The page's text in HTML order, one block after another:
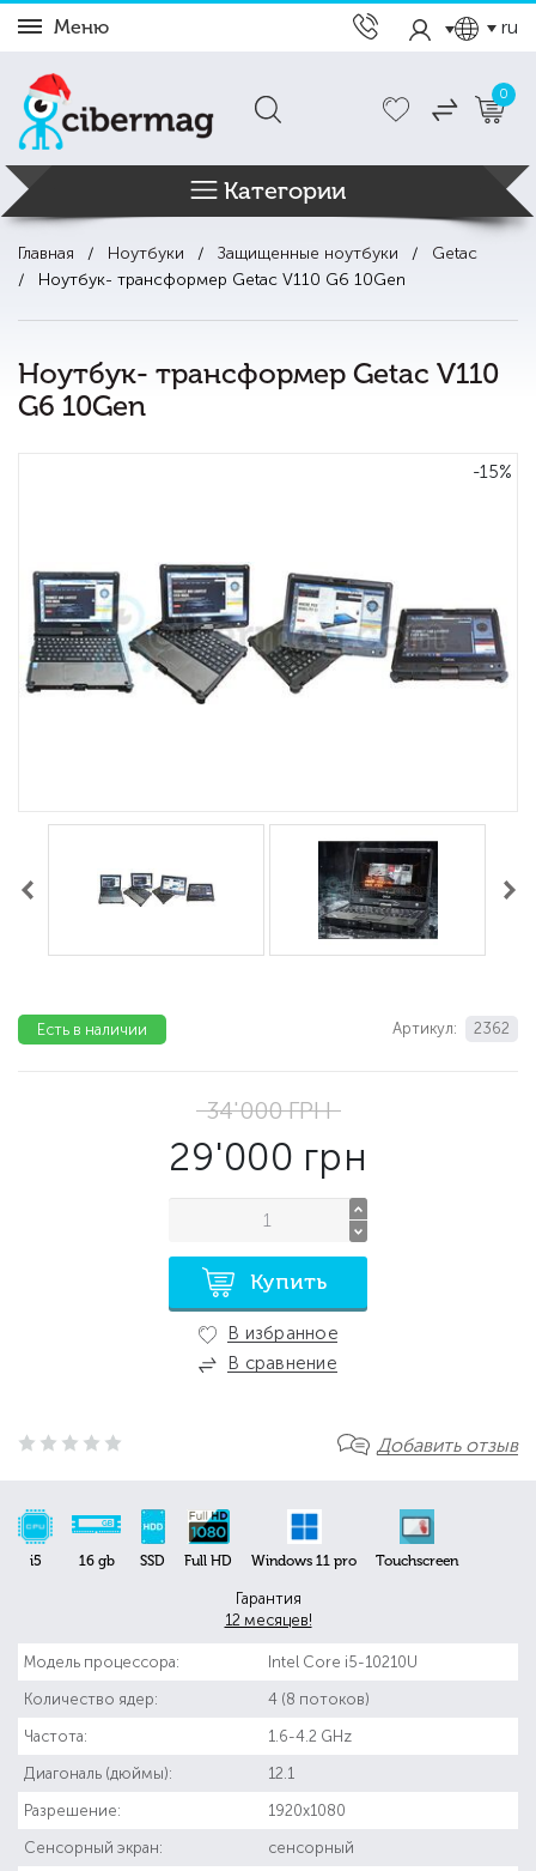
Меню ru
0
Категории
Главная Ноутбуки Защищенные ноутбуки
Getac
Ноутбук- трансформер Getac V110 G6 10Gen
Ноутбук- трансформер Getac V110
G6 10Gen
-15%
Добавить отзыв
i5 16 gb SSD Full HD Windows 11 pro Touchscreen
Гарантия
12 месяцев!
Модель процессора: Intel Core i5-10210U
Количество ядер: 4 (8 потоков)
Частота: 1.6-4.2 GHz
Диагональ (дюймы): 12.1
Разрешение: 1920x1080
Сенсорный экран: сенсорный
Артикул: 2362
Есть в наличии
34'000 ГРН
29'000 грн
Купить
В избранное
В сравнение